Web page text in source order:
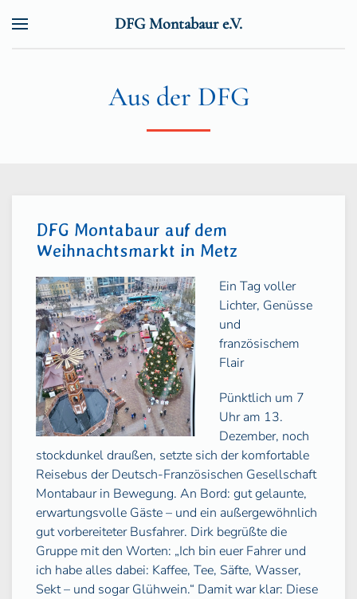
DFG Montabaur e.V.
Aus der DFG
DFG Montabaur auf dem
Weihnachtsmarkt in Metz
Ein Tag voller
Lichter, Genüsse
und
französischem
Flair
Pünktlich um 7
Uhr am 13.
Dezember, noch
stockdunkel draußen, setzte sich der komfortable
Reisebus der Deutsch-Französischen Gesellschaft
Montabaur in Bewegung. An Bord: gut gelaunte,
erwartungsvolle Gäste – und ein außergewöhnlich
gut vorbereiteter Busfahrer. Dirk begrüßte die
Gruppe mit den Worten: „Ich bin euer Fahrer und
ich habe alles dabei: Kaffee, Tee, Säfte, Wasser,
Sekt – und sogar Glühwein.“ Damit war klar: Diese